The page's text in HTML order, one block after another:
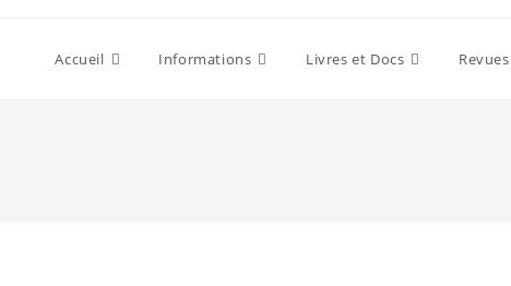
Accueil Informations Livres et Docs Revues